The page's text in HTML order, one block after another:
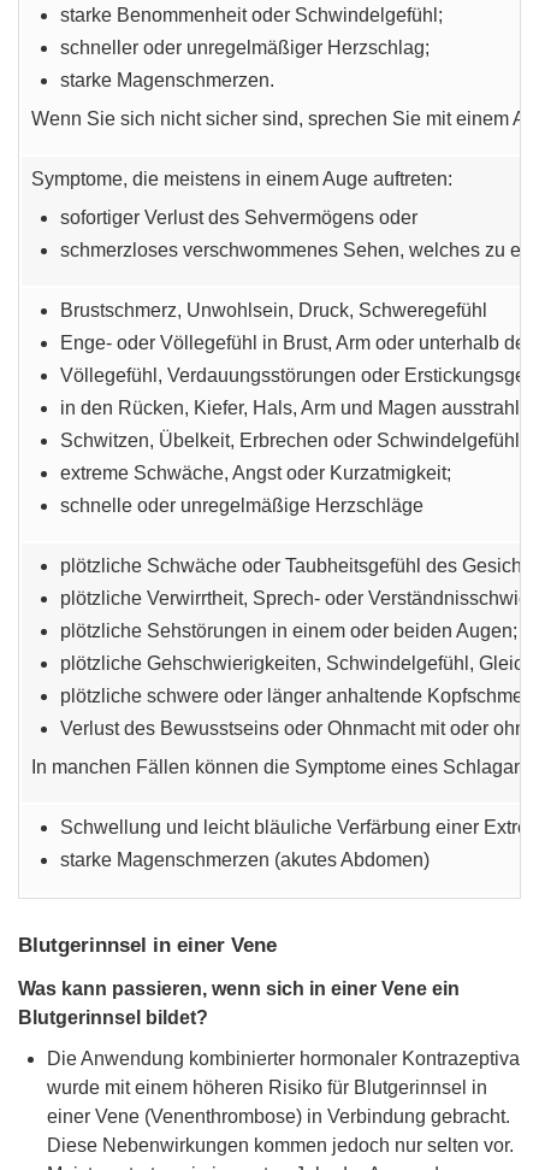
starke Benommenheit oder Schwindelgefühl;
schneller oder unregelmäßiger Herzschlag;
starke Magenschmerzen.
Wenn Sie sich nicht sicher sind, sprechen Sie mit einem
Symptome, die meistens in einem Auge auftreten:
sofortiger Verlust des Sehvermögens oder
schmerzloses verschwommenes Sehen, welches zu
Brustschmerz, Unwohlsein, Druck, Schweregefühl
Enge- oder Völlegefühl in Brust, Arm oder unterhalb
Völlegefühl, Verdauungsstörungen oder
in den Rücken, Kiefer, Hals, Arm und Magen
Schwitzen, Übelkeit, Erbrechen oder Schwindelgefühl;
extreme Schwäche, Angst oder Kurzatmigkeit;
schnelle oder unregelmäßige Herzschläge
plötzliche Schwäche oder Taubheitsgefühl des
plötzliche Verwirrtheit, Sprech- oder
plötzliche Sehstörungen in einem oder beiden Augen;
plötzliche Gehschwierigkeiten, Schwindelgefühl,
plötzliche schwere oder länger anhaltende
Verlust des Bewusstseins oder Ohnmacht mit oder
In manchen Fällen können die Symptome eines
Schwellung und leicht bläuliche Verfärbung einer
starke Magenschmerzen (akutes Abdomen)
Blutgerinnsel in einer Vene
Was kann passieren, wenn sich in einer Vene ein
Blutgerinnsel bildet?
Die Anwendung kombinierter hormonaler Kontrazeptiva
wurde mit einem höheren Risiko für Blutgerinnsel in
einer Vene (Venenthrombose) in Verbindung gebracht.
Diese Nebenwirkungen kommen jedoch nur selten vor.